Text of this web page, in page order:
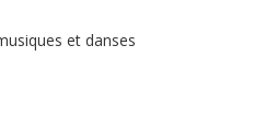
et danses